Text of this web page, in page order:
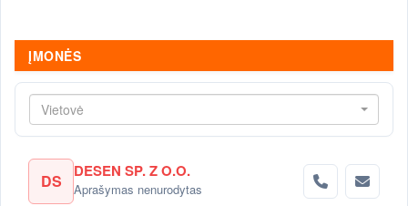
ĮMONĖS
Vietovė
DS DESEN SP. Z O.O.
Aprašymas nenurodytas